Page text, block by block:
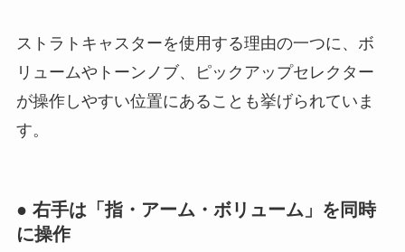
ストラトキャスターを使用する理由の一つに、ボ
リュームやトーンノブ、ピックアップセレクター
が操作しやすい位置にあることも挙げられていま
す。
● 右手は「指・アーム・ボリューム」を同時
に操作